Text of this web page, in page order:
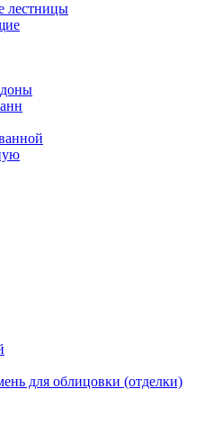
лестницы
для облицовки (отделки)